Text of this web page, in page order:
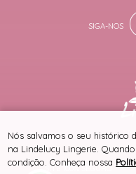
SITE 100% SEGURO
®
Nós salvamos o seu histórico
na Lindelucy Lingerie.
condição. Conheça nossa